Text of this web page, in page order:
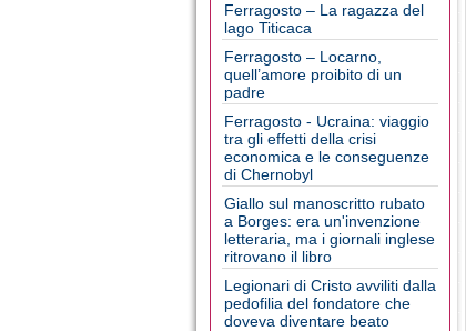
Ferragosto – La ragazza del
lago Titicaca
Ferragosto – Locarno,
quell’amore proibito di un
padre
Ferragosto - Ucraina: viaggio
tra gli effetti della crisi
economica e le conseguenze
di Chernobyl
Giallo sul manoscritto rubato
a Borges: era un'invenzione
letteraria, ma i giornali inglese
ritrovano il libro
Legionari di Cristo avviliti dalla
pedofilia del fondatore che
doveva diventare beato